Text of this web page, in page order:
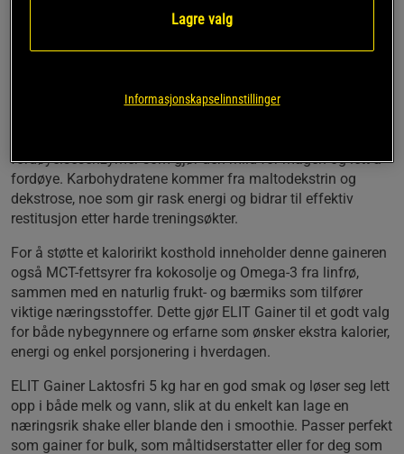
kvalitetsproteiner fra myse og melkeproteinisolat - gir denne
Produktet er helt laktosefritt og passer derfor godt for
fordøyelsesenzymer som gjør den mild for magen og lett å
fordøye. Karbohydratene kommer fra maltodekstrin og
dekstrose, noe som gir rask energi og bidrar til effektiv
restitusjon etter harde treningsøkter.
For å støtte et kaloririkt kosthold inneholder denne gaineren
også MCT-fettsyrer fra kokosolje og Omega-3 fra linfrø,
sammen med en naturlig frukt- og bærmiks som tilfører
viktige næringsstoffer. Dette gjør ELIT Gainer til et godt valg
for både nybegynnere og erfarne som ønsker ekstra kalorier,
energi og enkel porsjonering i hverdagen.
ELIT Gainer Laktosfri 5 kg har en god smak og løser seg lett
opp i både melk og vann, slik at du enkelt kan lage en
næringsrik shake eller blande den i smoothie. Passer perfekt
som gainer for bulk, som måltidserstatter eller for deg som
Lagre valg
Informasjonskapselinnstillinger